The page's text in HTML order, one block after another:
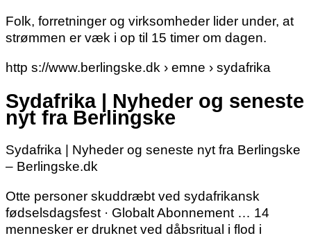
Folk, forretninger og virksomheder lider under, at
strømmen er væk i op til 15 timer om dagen.
http s://www.berlingske.dk › emne › sydafrika
Sydafrika | Nyheder og seneste
nyt fra Berlingske
Sydafrika | Nyheder og seneste nyt fra Berlingske
– Berlingske.dk
Otte personer skuddræbt ved sydafrikansk
fødselsdagsfest · Globalt Abonnement … 14
mennesker er druknet ved dåbsritual i flod i